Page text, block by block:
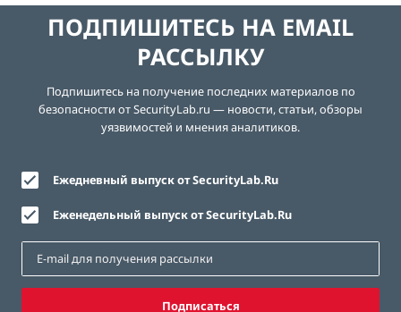
ПОДПИШИТЕСЬ НА EMAIL
РАССЫЛКУ
Подпишитесь на получение последних материалов по
безопасности от SecurityLab.ru — новости, статьи, обзоры
уязвимостей и мнения аналитиков.
Ежедневный выпуск от SecurityLab.Ru
Еженедельный выпуск от SecurityLab.Ru
Подписаться